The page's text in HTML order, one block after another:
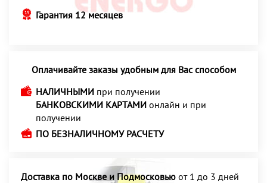
Гарантия 12 месяцев
Оплачивайте заказы удобным для Вас способом
НАЛИЧНЫМИ при получении
БАНКОВСКИМИ КАРТАМИ онлайн и при
получении
ПО БЕЗНАЛИЧНОМУ РАСЧЕТУ
Доставка по Москве и Подмосковью от 1 до 3 дней